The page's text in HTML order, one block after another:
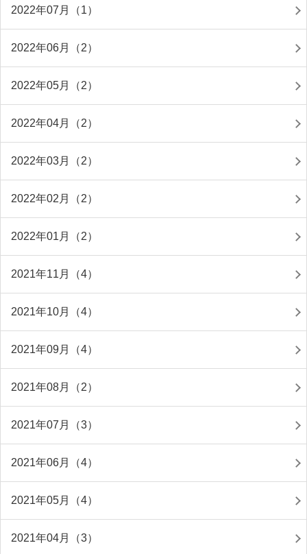
2022年07月（1）
2022年06月（2）
2022年05月（2）
2022年04月（2）
2022年03月（2）
2022年02月（2）
2022年01月（2）
2021年11月（4）
2021年10月（4）
2021年09月（4）
2021年08月（2）
2021年07月（3）
2021年06月（4）
2021年05月（4）
2021年04月（3）